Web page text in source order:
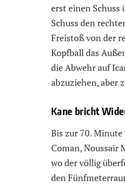
erst einen
Schuss den
Freistoß von der
Kopfball das
die Abwehr auf
abzuziehen, aber
Kane bricht
Bis zur 70. Minute
Coman, Noussair
wo der völlig
den